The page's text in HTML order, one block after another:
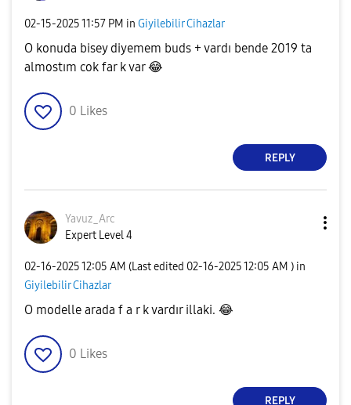
‎02-15-202511:57 PM in Giyilebilir Cihazlar
O konuda bisey diyemem buds + vardı bende 2019 ta
almostım cok far k var😂
0 Likes
REPLY
Yavuz_Arc
Expert Level 4
‎02-16-202512:05 AM (Last edited ‎02-16-202512:05 AM ) in
Giyilebilir Cihazlar
O modelle arada f a r k vardır illaki. 😂
0 Likes
REPLY